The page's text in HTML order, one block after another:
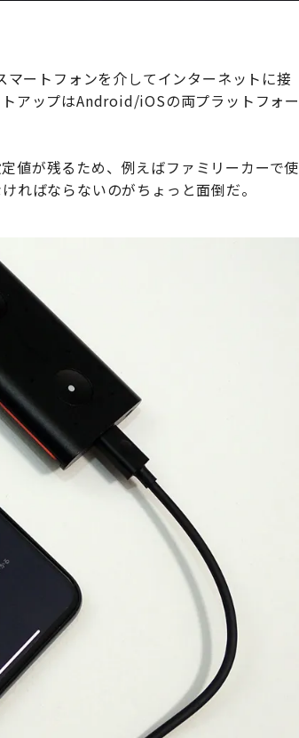
ートフォンを介してインターネットに接
アップはAndroid/iOSの両プラットフォー
値が残るため、例えばファミリーカーで使
ればならないのがちょっと面倒だ。